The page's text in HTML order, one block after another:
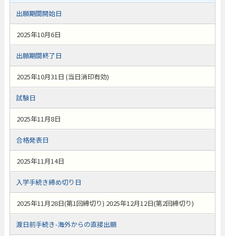
出願期間開始日
2025年10月6日
出願期間終了日
2025年10月31日 (当日消印有効)
試験日
2025年11月8日
合格発表日
2025年11月14日
入学手続き締め切り日
2025年11月28日(第1回締切り) 2025年12月12日(第2回締切り)
渡日前手続き-海外からの直接出願